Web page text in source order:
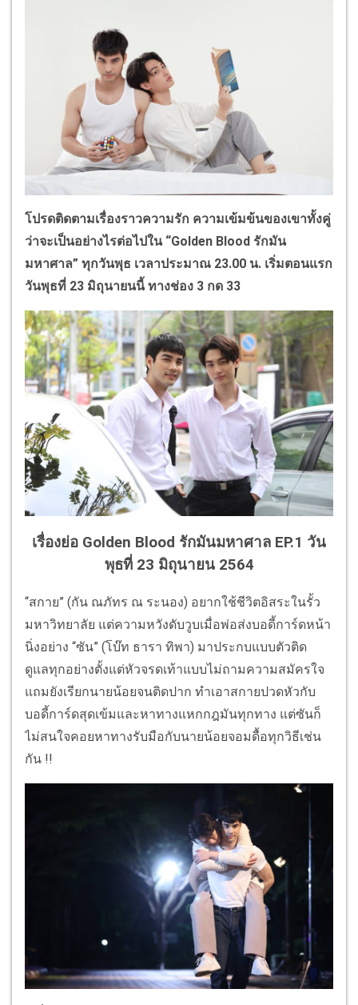
โปรดติดตามเรื่องราวความรัก ความเข้มข้นของเขาทั้งคู่
ว่าจะเป็นอย่างไรต่อไปใน “Golden Blood รักมัน
มหาศาล” ทุกวันพุธ เวลาประมาณ 23.00 น. เริ่มตอนแรก
วันพุธที่ 23 มิถุนายนนี้ ทางช่อง 3 กด 33
เรื่องย่อ Golden Blood รักมันมหาศาล EP.1 วัน
พุธที่ 23 มิถุนายน 2564
“สกาย” (กัน ณภัทร ณ ระนอง) อยากใช้ชีวิตอิสระในรั้ว
มหาวิทยาลัย แต่ความหวังดับวูบเมื่อพ่อส่งบอดี้การ์ดหน้า
นิ่งอย่าง “ซัน” (โบ๊ท ธารา ทิพา) มาประกบแบบตัวติด
ดูแลทุกอย่างตั้งแต่หัวจรดเท้าแบบไม่ถามความสมัครใจ
แถมยังเรียกนายน้อยจนติดปาก ทำเอาสกายปวดหัวกับ
บอดี้การ์ดสุดเข้มและหาทางแหกกฎมันทุกทาง แต่ซันก็
ไม่สนใจคอยหาทางรับมือกับนายน้อยจอมดื้อทุกวิธีเช่น
กัน !!